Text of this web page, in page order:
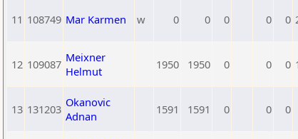
11 108749 Mar Karmen w 0 0 0 0 0
12 109087 Meixner
Helmut
1950 1950 0 0 0
13 131203 Okanovic
Adnan
1591 1591 0 0 0